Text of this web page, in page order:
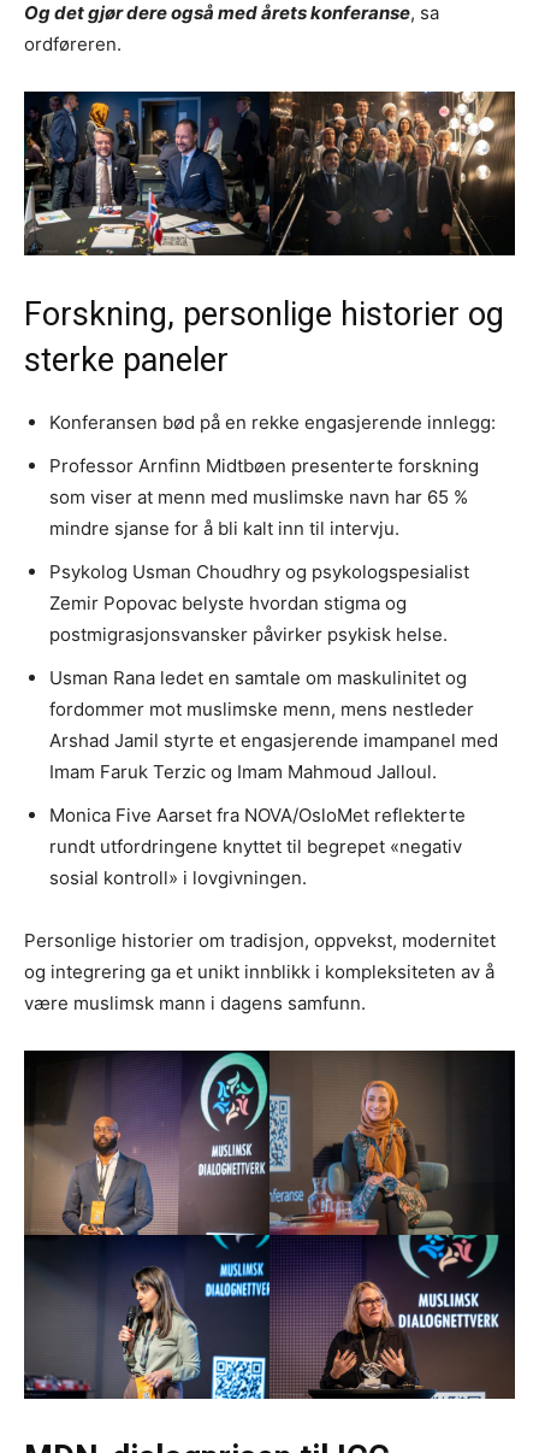
Og det gjør dere også med årets konferanse, sa
ordføreren.
Forskning, personlige historier og
sterke paneler
Konferansen bød på en rekke engasjerende innlegg:
Professor Arnfinn Midtbøen presenterte forskning
som viser at menn med muslimske navn har 65 %
mindre sjanse for å bli kalt inn til intervju.
Psykolog Usman Choudhry og psykologspesialist
Zemir Popovac belyste hvordan stigma og
postmigrasjonsvansker påvirker psykisk helse.
Usman Rana ledet en samtale om maskulinitet og
fordommer mot muslimske menn, mens nestleder
Arshad Jamil styrte et engasjerende imampanel med
Imam Faruk Terzic og Imam Mahmoud Jalloul.
Monica Five Aarset fra NOVA/OsloMet reflekterte
rundt utfordringene knyttet til begrepet «negativ
sosial kontroll» i lovgivningen.
Personlige historier om tradisjon, oppvekst, modernitet
og integrering ga et unikt innblikk i kompleksiteten av å
være muslimsk mann i dagens samfunn.